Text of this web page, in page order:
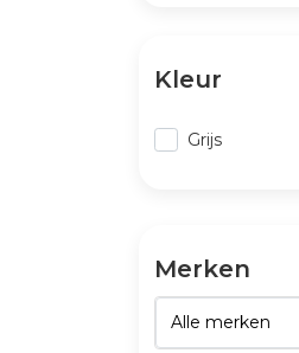
Kleur
Grijs
Merken